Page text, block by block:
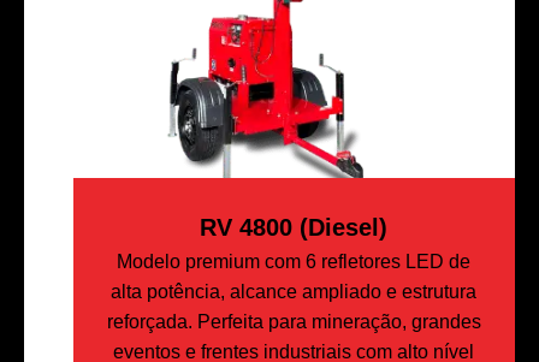
RV 4800 (Diesel)
Modelo premium com 6 refletores LED de
alta potência, alcance ampliado e estrutura
reforçada. Perfeita para mineração, grandes
eventos e frentes industriais com alto nível